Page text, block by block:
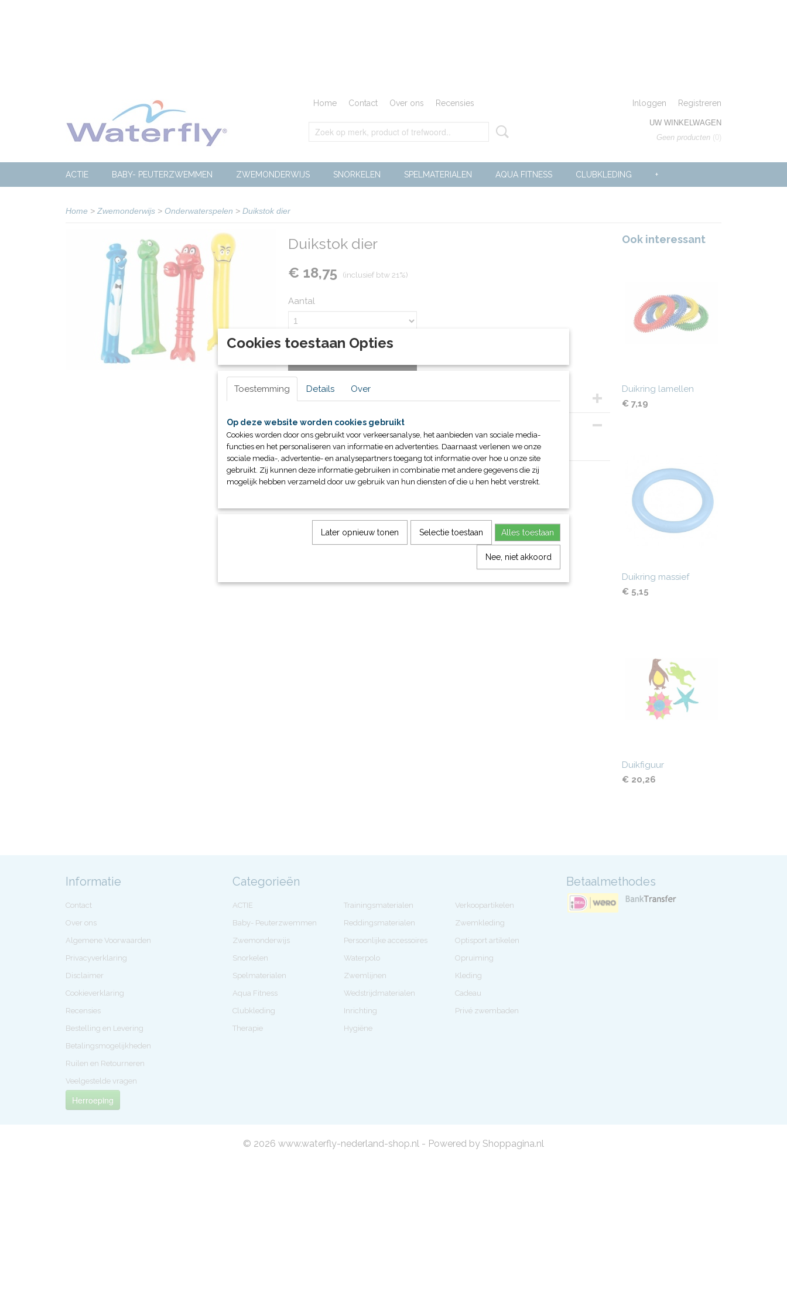
Home Contact Over ons Recensies Inloggen Registreren
UW WINKELWAGEN
Geen producten (0)
ACTIE BABY- PEUTERZWEMMEN ZWEMONDERWIJS SNORKELEN SPELMATERIALEN AQUA FITNESS CLUBKLEDING +
Home > Zwemonderwijs > Onderwaterspelen > Duikstok dier
Duikstok dier
€ 18,75 (inclusief btw 21%)
Aantal
Specificaties
Productcode
Bruto gewicht
2,10 Kg
Omschrijving
Set van 4 stuks
Ook interessant
Duikring lamellen
€ 7,19
Duikring massief
€ 5,15
Duikfiguur
€ 20,26
Informatie
Contact
Over ons
Algemene Voorwaarden
Privacyverklaring
Disclaimer
Cookieverklaring
Recensies
Bestelling en Levering
Betalingsmogelijkheden
Ruilen en Retourneren
Veelgestelde vragen
Herroeping
Categorieën
ACTIE
Baby- Peuterzwemmen
Zwemonderwijs
Snorkelen
Spelmaterialen
Aqua Fitness
Clubkleding
Therapie
Trainingsmaterialen
Reddingsmaterialen
Persoonlijke accessoires
Waterpolo
Zwemlijnen
Wedstrijdmaterialen
Inrichting
Hygiëne
Verkoopartikelen
Zwemkleding
Optisport artikelen
Opruiming
Kleding
Cadeau
Privé zwembaden
Betaalmethodes
© 2026 www.waterfly-nederland-shop.nl - Powered by Shoppagina.nl
Cookies toestaan Opties
Toestemming Details Over
Op deze website worden cookies gebruikt
Cookies worden door ons gebruikt voor verkeersanalyse, het aanbieden van sociale media-
functies en het personaliseren van informatie en advertenties. Daarnaast verlenen we onze
sociale media-, advertentie- en analysepartners toegang tot informatie over hoe u onze site
gebruikt. Zij kunnen deze informatie gebruiken in combinatie met andere gegevens die zij
mogelijk hebben verzameld door uw gebruik van hun diensten of die u hen hebt verstrekt.
Later opnieuw tonen Selectie toestaan Alles toestaan
Nee, niet akkoord